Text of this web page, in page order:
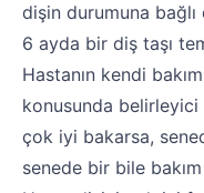
dişin durumuna
6 ayda bir diş taşı
Hastanın kendi
konusunda belirleyici
çok iyi bakarsa,
senede bir bile